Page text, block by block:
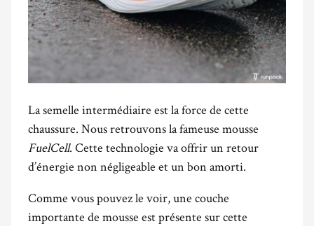
La semelle intermédiaire est la force de cette
chaussure. Nous retrouvons la fameuse mousse
FuelCell. Cette technologie va offrir un retour
d’énergie non négligeable et un bon amorti.
Comme vous pouvez le voir, une couche
importante de mousse est présente sur cette